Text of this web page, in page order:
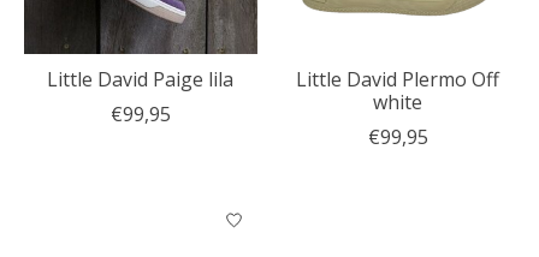
Little David Paige lila
€99,95
Little David Plermo Off
white
€99,95